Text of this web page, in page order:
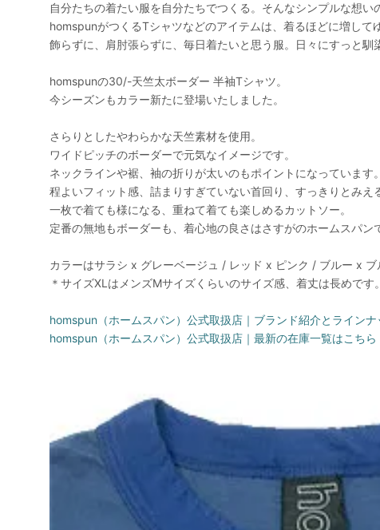
自分たちの着たい服を自分たちでつくる。そんなシンプルな想い
homspunがつくるTシャツなどのアイテムは、着るほどに増して
飾らずに、肩肘張らずに、毎日着たいと思う服。日々にすっと馴
homspunの30/-天竺太ボーダー 半袖Tシャツ。
今シーズンもカラー新たに登場いたしました。
さらりとしたやわらかな天竺素材を使用。
ワイドピッチのボーダーで元気なイメージです。
ネックラインや裾、袖の折りが太いのもポイントになっています。
程よいフィット感、詰まりすぎていない首回り、すっきりとみえ
一枚で着ても様になる、重ねて着ても楽しめるカットソー。
定番の無地もボーダーも、着心地の良さはさすがのホームスパン
カラーはサラシ x グレーベージュ / レッド x ピンク / ブルー x
＊サイズXLはメンズMサイズくらいのサイズ感、着丈は長めです。
homspun（ホームスパン）公式取扱店｜ブランド紹介とラインナ
homspun（ホームスパン）公式取扱店｜最新の在庫一覧はこちら